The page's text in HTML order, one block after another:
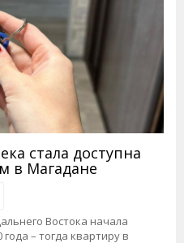
стала доступна
в Магадане
Востока начала
– тогда квартиру в